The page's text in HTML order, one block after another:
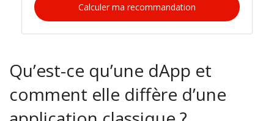
Calculer ma recommandation
Qu’est-ce qu’une dApp et
comment elle diffère d’une